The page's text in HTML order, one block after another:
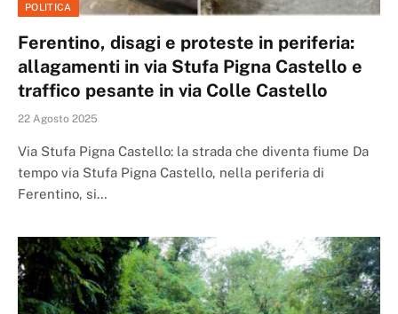
POLITICA
Ferentino, disagi e proteste in periferia:
allagamenti in via Stufa Pigna Castello e
traffico pesante in via Colle Castello
22 Agosto 2025
Via Stufa Pigna Castello: la strada che diventa fiume Da
tempo via Stufa Pigna Castello, nella periferia di
Ferentino, si…